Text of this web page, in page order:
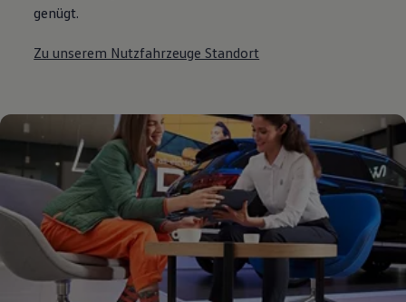
genügt.
Zu unserem Nutzfahrzeuge Standort